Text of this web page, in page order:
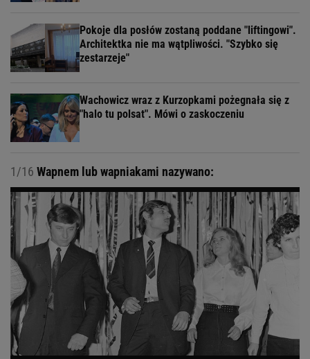
Pokoje dla posłów zostaną poddane "liftingowi".
Architektka nie ma wątpliwości. "Szybko się
zestarzeje"
Wachowicz wraz z Kurzopkami pożegnała się z
"halo tu polsat". Mówi o zaskoczeniu
1/16 Wapnem lub wapniakami nazywano: